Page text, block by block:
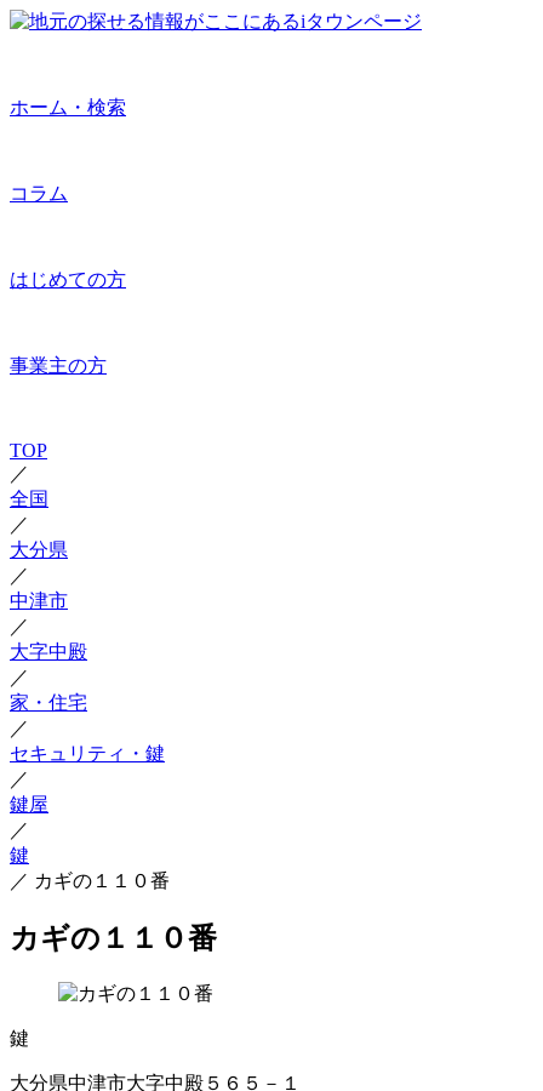
ホーム・検索
コラム
はじめての方
事業主の方
TOP
／
全国
／
大分県
／
中津市
／
大字中殿
／
家・住宅
／
セキュリティ・鍵
／
鍵屋
／
鍵
／ カギの１１０番
カギの１１０番
鍵
大分県中津市大字中殿５６５－１